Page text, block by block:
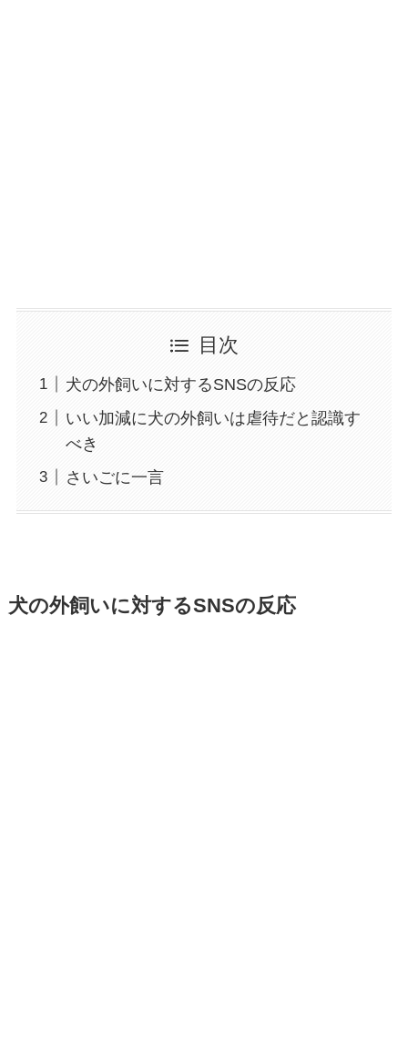
目次
犬の外飼いに対するSNSの反応
いい加減に犬の外飼いは虐待だと認識す
べき
さいごに一言
犬の外飼いに対するSNSの反応